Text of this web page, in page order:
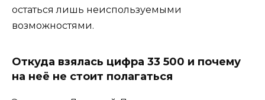
остаться лишь неиспользуемыми
возможностями.
Откуда взялась цифра 33 500 и почему
на неё не стоит полагаться